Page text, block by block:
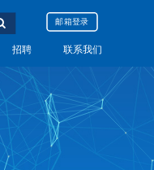
邮箱登录
招聘 联系我们
邮箱登录
招聘 联系我们